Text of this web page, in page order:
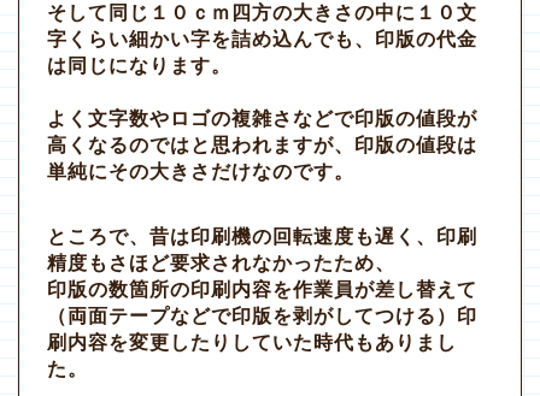
そして同じ１０ｃｍ四方の大きさの中に１０文
字くらい細かい字を詰め込んでも、印版の代金
は同じになります。
よく文字数やロゴの複雑さなどで印版の値段が
高くなるのではと思われますが、印版の値段は
単純にその大きさだけなのです。
ところで、昔は印刷機の回転速度も遅く、印刷
精度もさほど要求されなかったため、
印版の数箇所の印刷内容を作業員が差し替えて
（両面テープなどで印版を剥がしてつける）印
刷内容を変更したりしていた時代もありまし
た。